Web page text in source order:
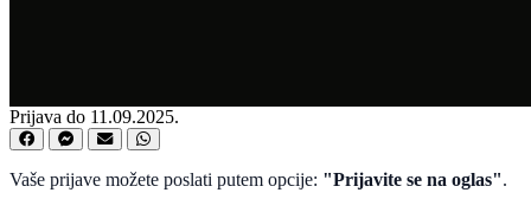
Prijava do 11.09.2025.
Vaše prijave možete poslati putem opcije: "Prijavite se na oglas".